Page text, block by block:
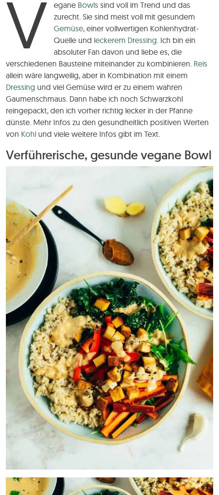
V egane Bowls sind voll im Trend und das
zurecht. Sie sind meist voll mit gesundem
Gemüse, einer vollwertigen Kohlenhydrat-
Quelle und leckerem Dressing . Ich bin ein
absoluter Fan davon und liebe es, die
verschiedenen Bausteine miteinander zu kombinieren. Reis
allein wäre langweilig, aber in Kombination mit einem
Dressing und viel Gemüse wird er zu einem wahren
Gaumenschmaus. Dann habe ich noch Schwarzkohl
reingepackt, den ich vorher richtig lecker in der Pfanne
dünste. Mehr Infos zu den gesundheitlich positiven Werten
von Kohl und viele weitere Infos gibt im Text.
Verführerische, gesunde vegane Bowl